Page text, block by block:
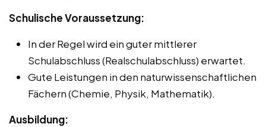
Schulische Voraussetzung:
In der Regel wird ein guter mittlerer
Schulabschluss (Realschulabschluss) erwartet.
Gute Leistungen in den naturwissenschaftlichen
Fächern (Chemie, Physik, Mathematik).
Ausbildung: